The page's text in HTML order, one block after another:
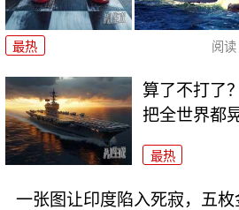
最热 阅读
算了不打了
把全世界都
最热
一张图让印度陷入死寂，五